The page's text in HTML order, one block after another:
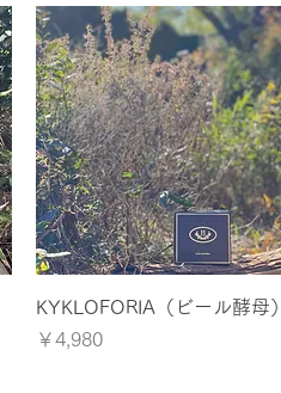
クイックビュー
KYKLOFORIA（ビール酵母）
価格
￥4,980